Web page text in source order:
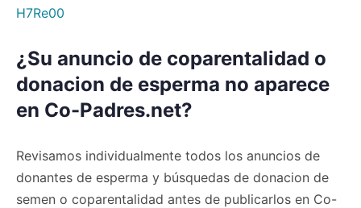
H7Re00
¿Su anuncio de coparentalidad o
donacion de esperma no aparece
en Co-Padres.net?
Revisamos individualmente todos los anuncios de
donantes de esperma y búsquedas de donacion de
semen o coparentalidad antes de publicarlos en Co-